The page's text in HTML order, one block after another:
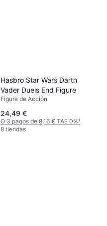
Hasbro Star Wars Darth
Vader Duels End Figure
Figura de Acción
24,49 €
O 3 pagos de 8,16 € TAE 0%¹
8 tiendas